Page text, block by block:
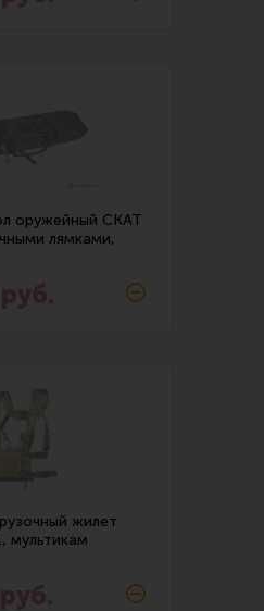
оружейный СКАТ
лямками,
жилет
мультикам